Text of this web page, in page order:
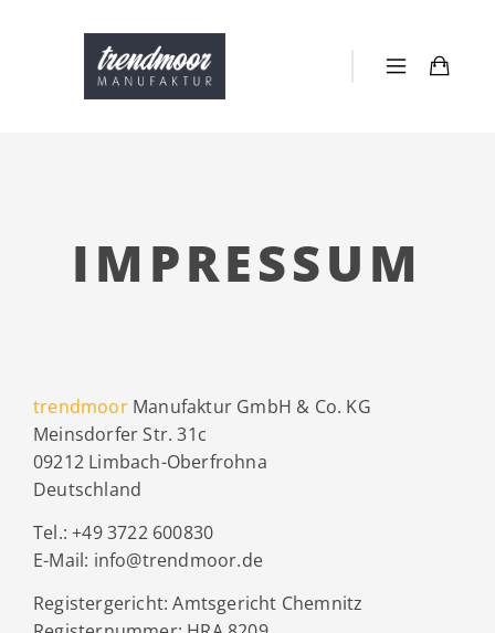
IMPRESSUM
trendmoorManufaktur GmbH & Co. KG
Meinsdorfer Str. 31c
09212 Limbach-Oberfrohna
Deutschland
Tel.: +49 3722 600830
E-Mail: info@trendmoor.de
Registergericht: Amtsgericht Chemnitz